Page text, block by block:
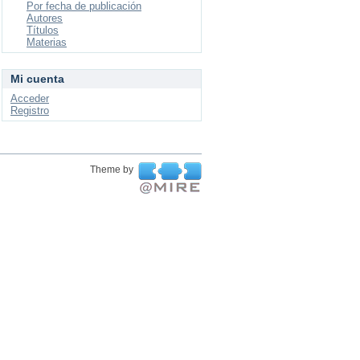
Por fecha de publicación
Autores
Títulos
Materias
Mi cuenta
Acceder
Registro
Theme by